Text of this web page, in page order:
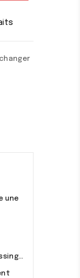
une